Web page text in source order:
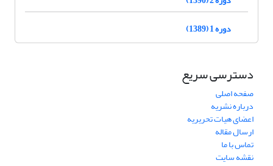
دوره 1 (1389)
دسترسی سریع
صفحه اصلی
درباره نشریه
اعضای هیات تحریریه
ارسال مقاله
تماس با ما
نقشه سایت